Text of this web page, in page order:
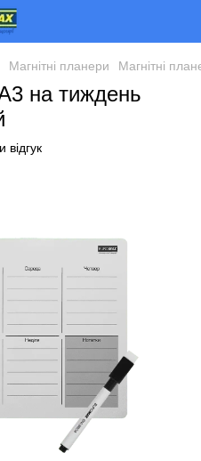
Магнітні планери Магнітні
на тиждень
відгук